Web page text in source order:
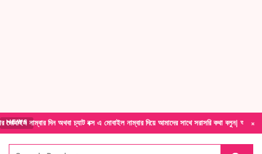
×
NEWS
দিন অথবা চ্যাট বক্স এ মোবাইল নাম্বার দিয়ে আমাদের সাথে সরাসরি কথা বলুন| আমাদের